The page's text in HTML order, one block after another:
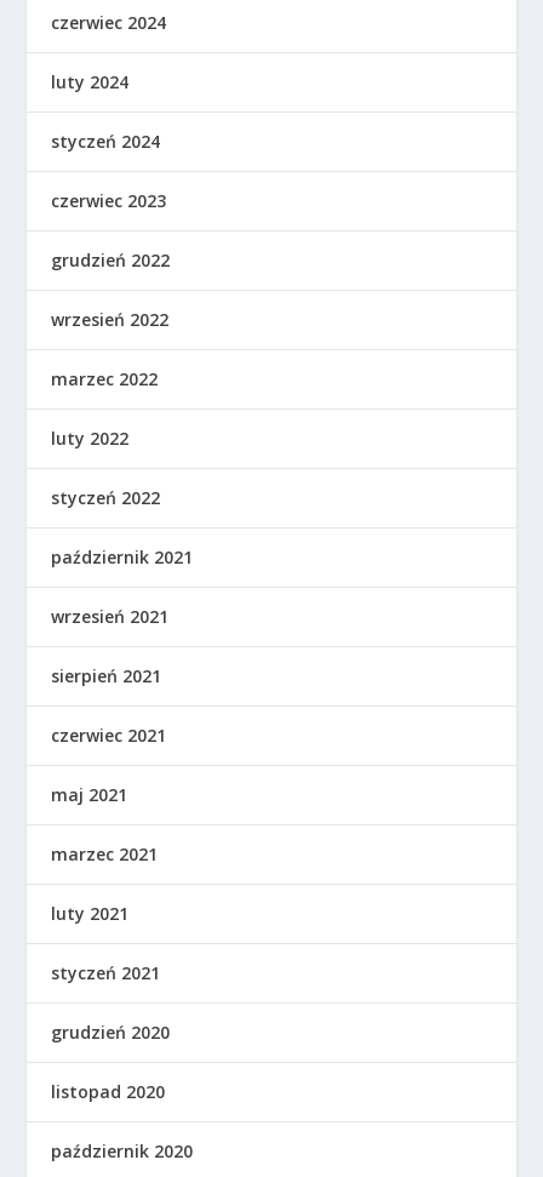
czerwiec 2024
luty 2024
styczeń 2024
czerwiec 2023
grudzień 2022
wrzesień 2022
marzec 2022
luty 2022
styczeń 2022
październik 2021
wrzesień 2021
sierpień 2021
czerwiec 2021
maj 2021
marzec 2021
luty 2021
styczeń 2021
grudzień 2020
listopad 2020
październik 2020